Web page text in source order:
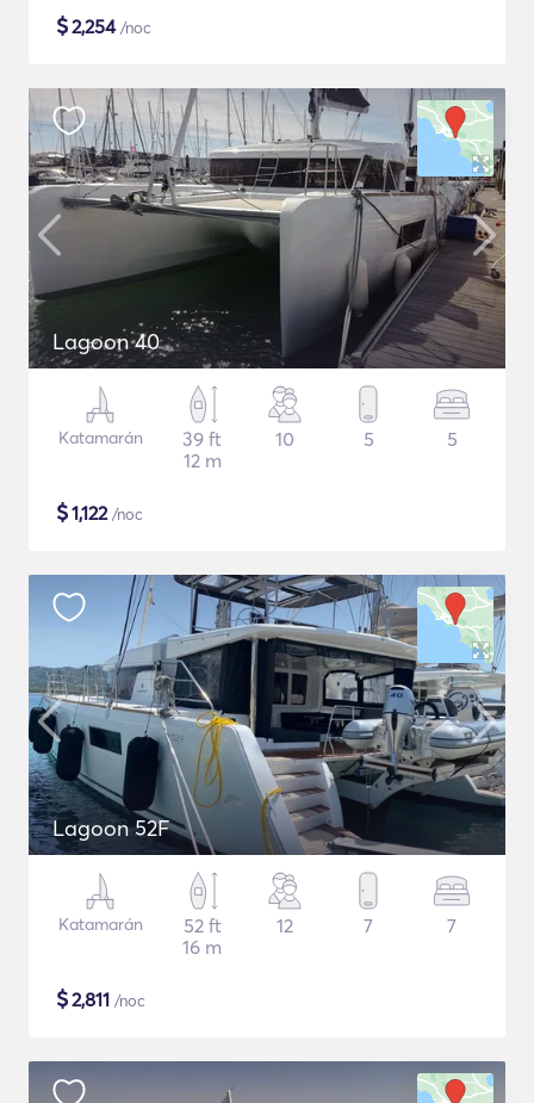
$2,254/noc
Lagoon 40
Katamarán
39 ft
12 m
10 5 5
$1,122/noc
Lagoon 52F
Katamarán
52 ft
16 m
12 7 7
$2,811 /noc